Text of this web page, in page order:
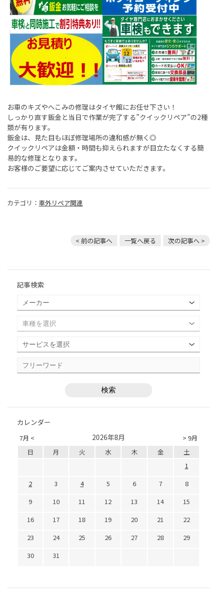
お車のキズやへこみの修理はタイヤ館にお任せ下さい！
しっかり直す鈑金と当日で作業が完了する”クイックリペア”の2種
類が有ります。
鈑金は、見た目もほぼ修理場所の違和感が無く◎
クイックリペアは金額・時間も抑えられますが目立たなくする簡
易的な修理となります。
お客様のご要望に応じてご案内させていただきます。
カテゴリ： 車外リペア関連
< 前の記事へ 一覧へ戻る 次の記事へ >
記事検索
カレンダー
7月 < > 9月
2026年8月
日 月 火 水 木 金
土
1
2
3 4 5 6 7
8
9
10 11 12 13 14
15
16
17 18 19 20 21
22
23
24 25 26 27 28
29
30
31